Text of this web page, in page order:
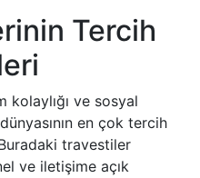
Tercih
kolaylığı ve sosyal
en çok tercih
travestiler
ve iletişime açık